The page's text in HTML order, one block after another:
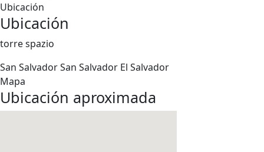
Ubicación
Ubicación
torre spazio
San SalvadorSan Salvador El Salvador
Mapa
Ubicación aproximada